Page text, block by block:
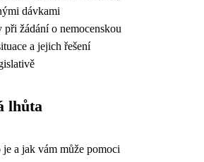
dávkami
při žádání o nemocenskou
a jejich řešení
lhůta
a jak vám může pomoci